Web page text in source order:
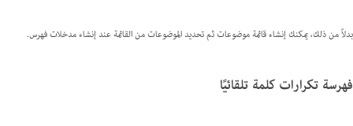
بدلاً من ذلك، يمكنك إنشاء قائمة موضوعات ثم تحديد الموضوعات من القائمة عند إنشاء مدخلات فهرس.
فهرسة تكرارات كلمة تلقائيًا